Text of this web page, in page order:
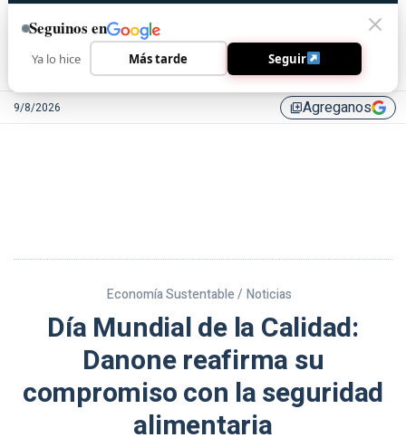
9/8/2026 library_addAgreganos
Economía Sustentable / Noticias
Día Mundial de la Calidad:
Danone reafirma su
compromiso con la seguridad
alimentaria
Seguinos en
Ya lo hice Más tarde Seguir